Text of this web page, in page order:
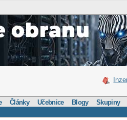
Články Učebnice Blogy Skupiny